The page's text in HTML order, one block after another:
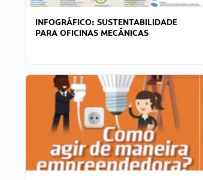
INFOGRÁFICO: SUSTENTABILIDADE
PARA OFICINAS MECÂNICAS